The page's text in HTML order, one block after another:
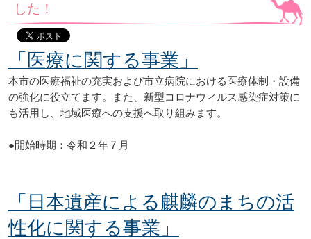
した！
「医療に関する事業」
本市の医療福祉の充実および市立病院における医療体制・設備
の強化に役立てます。また、新型コロナウィルス感染症対策に
も活用し、地域医療への支援へ取り組みます。
●開始時期：令和２年７月
「日本遺産による麒麟のまちの活
性化に関する事業」